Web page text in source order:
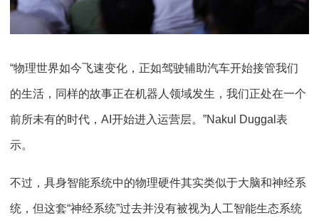
“物理世界如今飞速变化，正如驾驶辅助汽车开始接管我们
的生活，同样的故事正在机器人领域发生，我们正处在一个
前所未有的时代，AI开始进入运营层。”Nakul Duggal表
示。
不过，具身智能系统中的物理硬件其实类似于大脑和神经系
统，但这套“神经系统”过去并没有被视为人工智能生态系统